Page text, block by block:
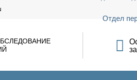
Отдел